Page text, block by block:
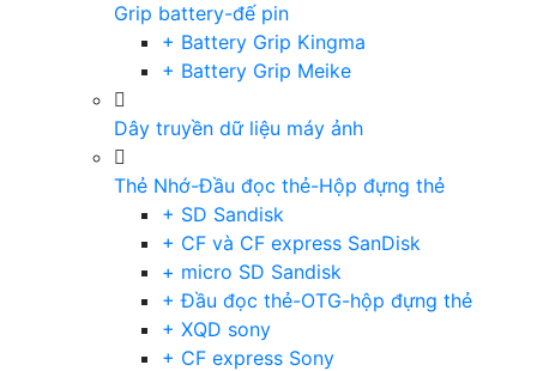
Grip battery-đế pin
+ Battery Grip Kingma
+ Battery Grip Meike
Dây truyền dữ liệu máy ảnh
Thẻ Nhớ-Đầu đọc thẻ-Hộp đựng thẻ
+ SD Sandisk
+ CF và CF express SanDisk
+ micro SD Sandisk
+ Đầu đọc thẻ-OTG-hộp đựng thẻ
+ XQD sony
+ CF express Sony